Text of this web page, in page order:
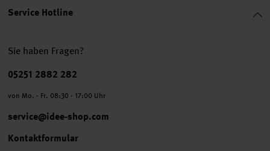
Service Hotline
Sie haben Fragen?
Telefonnummer
05251 2882 282
von Mo. - Fr. 08:30 - 17:00 Uhr
service@idee-shop.com
Kontaktformular